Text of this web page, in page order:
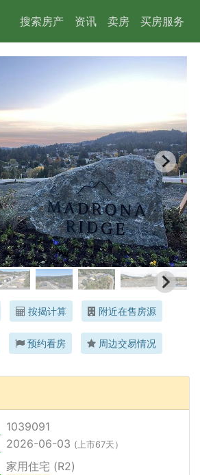
搜索房产 资讯 卖房 买房服务
按揭计算 附近在售房源
预约看房 周边交易情况
1039091
2026-06-03 (上市67天）
家用住宅 (R2)